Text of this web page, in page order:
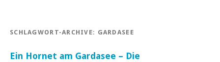
SCHLAGWORT-ARCHIVE: GARDASEE
Ein Hornet am Gardasee – Die